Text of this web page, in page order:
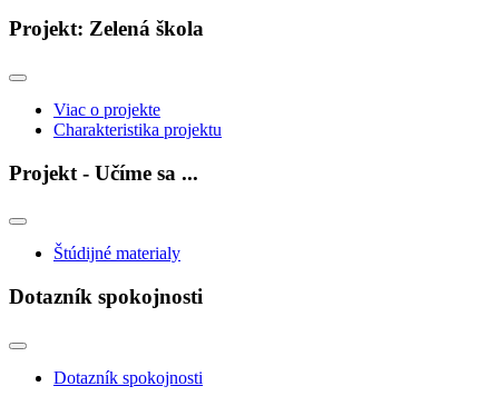
Projekt: Zelená škola
Viac o projekte
Charakteristika projektu
Projekt - Učíme sa ...
Štúdijné materialy
Dotazník spokojnosti
Dotazník spokojnosti